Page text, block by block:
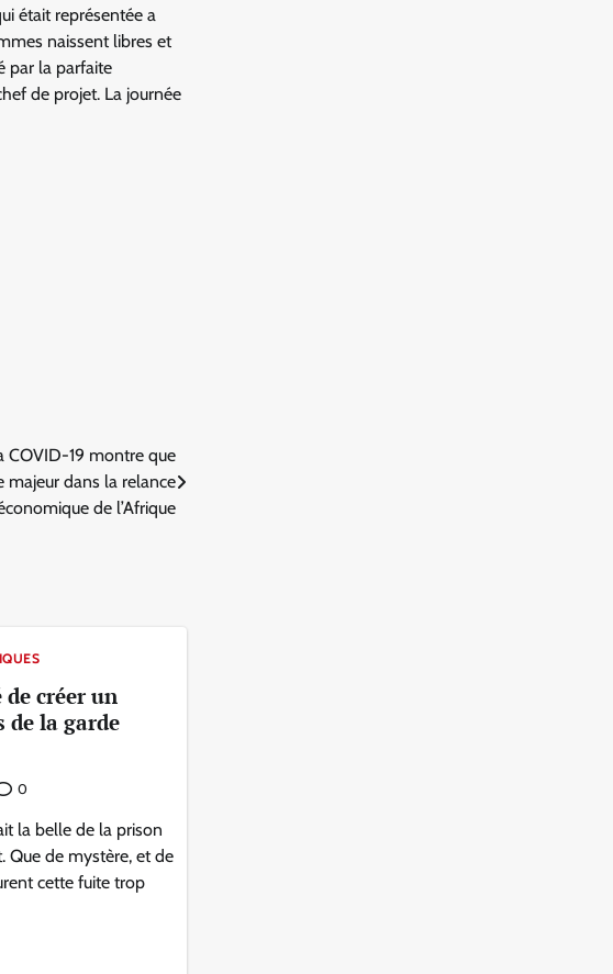
était représentée a
naissent libres et
par la parfaite
de projet. La journée
COVID-19 montre que
majeur dans la relance
de l’Afrique
de créer un
la garde
0
la belle de la prison
Que de mystère, et de
cette fuite trop